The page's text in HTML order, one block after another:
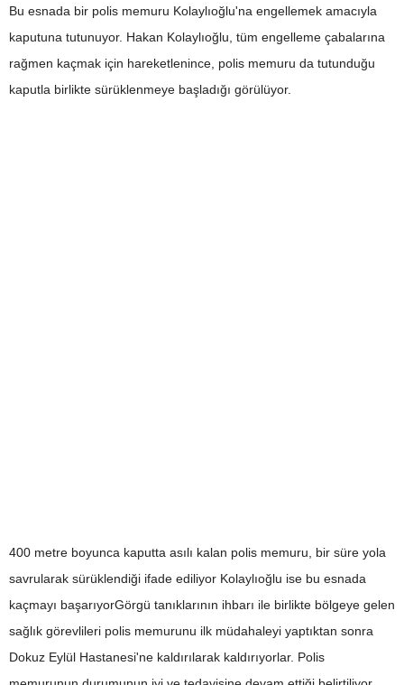
Bu esnada bir polis memuru Kolaylıoğlu'na engellemek amacıyla
kaputuna tutunuyor. Hakan Kolaylıoğlu, tüm engelleme çabalarına
rağmen kaçmak için hareketlenince, polis memuru da tutunduğu
kaputla birlikte sürüklenmeye başladığı görülüyor.
400 metre boyunca kaputta asılı kalan polis memuru, bir süre yola
savrularak sürüklendiği ifade ediliyor Kolaylıoğlu ise bu esnada
kaçmayı başarıyorGörgü tanıklarının ihbarı ile birlikte bölgeye gelen
sağlık görevlileri polis memurunu ilk müdahaleyi yaptıktan sonra
Dokuz Eylül Hastanesi'ne kaldırılarak kaldırıyorlar. Polis